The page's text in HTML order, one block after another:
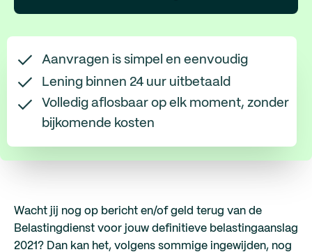
Aanvragen is simpel en eenvoudig
Lening binnen 24 uur uitbetaald
Volledig aflosbaar op elk moment, zonder
bijkomende kosten
Wacht jij nog op bericht en/of geld terug van de
Belastingdienst voor jouw definitieve belastingaanslag
2021? Dan kan het, volgens sommige ingewijden, nog